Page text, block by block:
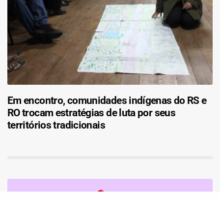
Em encontro, comunidades indígenas do RS e
RO trocam estratégias de luta por seus
territórios tradicionais